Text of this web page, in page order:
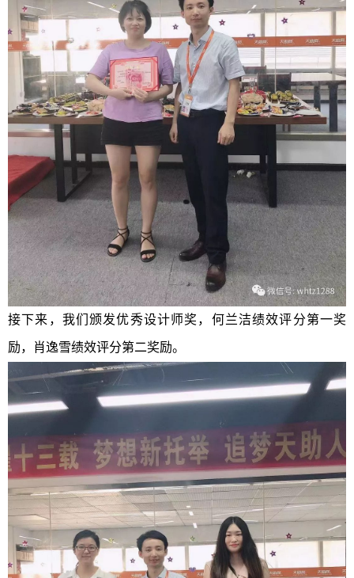
接下来，我们颁发优秀设计师奖，何兰洁绩效评分第一奖
励，肖逸雪绩效评分第二奖励。